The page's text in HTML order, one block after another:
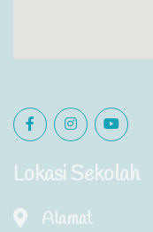
Lokasi Sekolah
Alamat